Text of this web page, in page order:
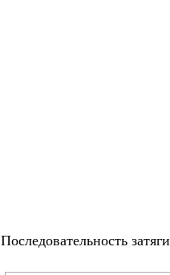
Последовательность